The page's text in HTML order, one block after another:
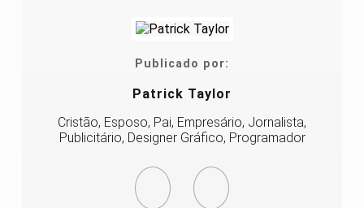
Publicado por:
Patrick Taylor
Cristão, Esposo, Pai, Empresário, Jornalista,
Publicitário, Designer Gráfico, Programador